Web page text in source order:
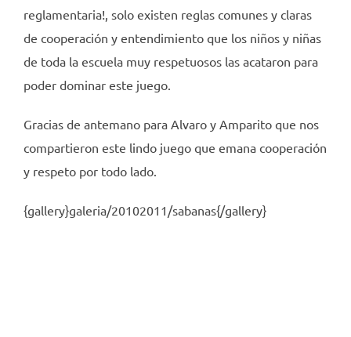
reglamentaria!, solo existen reglas comunes y claras
de cooperación y entendimiento que los niños y niñas
de toda la escuela muy respetuosos las acataron para
poder dominar este juego.
Gracias de antemano para Alvaro y Amparito que nos
compartieron este lindo juego que emana cooperación
y respeto por todo lado.
{gallery}galeria/20102011/sabanas{/gallery}